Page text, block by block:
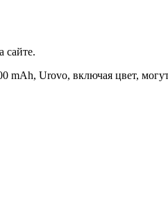
сайте.
Urovo, включая цвет, могут